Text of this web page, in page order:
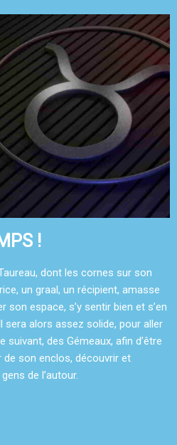
!
dont les cornes sur son
un graal, un récipient, amasse
son espace, s’y sentir bien et s’en
sera alors assez solide, pour aller
suivant, des Gémeaux, afin d’être
de son enclos, découvrir et
de l’autour.